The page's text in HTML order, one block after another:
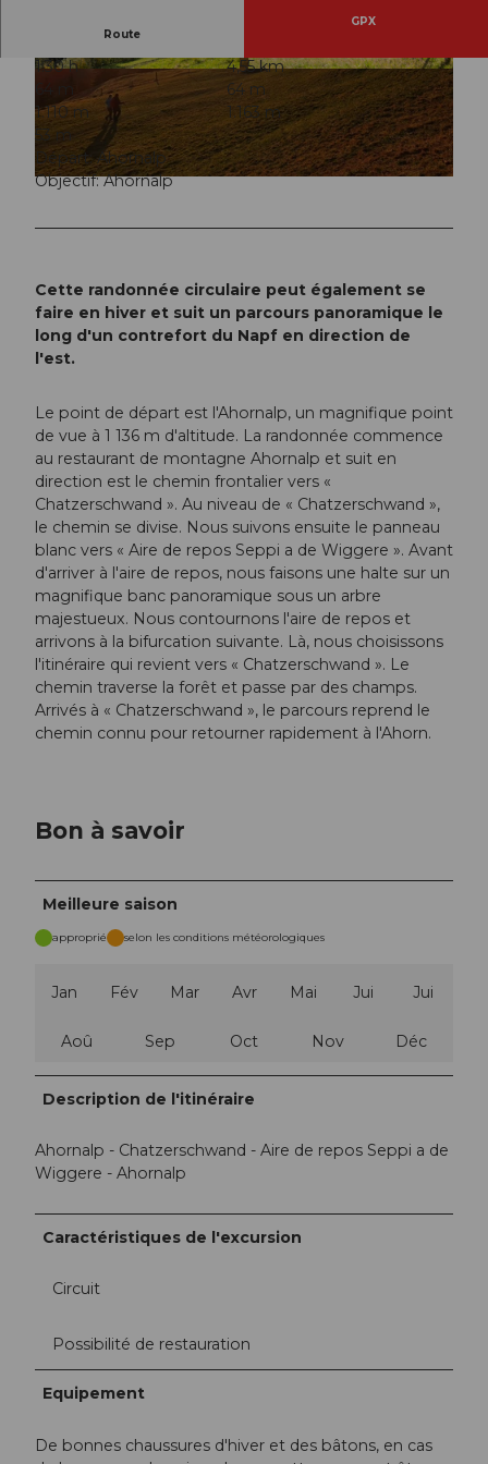
© Willisau Tourismus, Willisau Tourismus |
© Willisau Tourismus | Priska Ziswiler, Priska Zis
wiler. Ettiswil |
CC-BY-NC-ND
© Willisau Tourismus | Priska Ziswiler, Priska Zis
CC-BY-NC-ND
Route
GPX
1:30 h
4,55 km
64 m
1.110 m
1.163 m
53 m
Départ: Ahornalp
Objectif: Ahornalp
Cette randonnée circulaire peut également se
faire en hiver et suit un parcours panoramique le
long d'un contrefort du Napf en direction de
l'est.
Le point de départ est l'Ahornalp, un magnifique point
de vue à 1 136 m d'altitude. La randonnée commence
au restaurant de montagne Ahornalp et suit en
direction est le chemin frontalier vers «
Chatzerschwand ». Au niveau de « Chatzerschwand »,
le chemin se divise. Nous suivons ensuite le panneau
blanc vers « Aire de repos Seppi a de Wiggere ». Avant
d'arriver à l'aire de repos, nous faisons une halte sur un
magnifique banc panoramique sous un arbre
majestueux. Nous contournons l'aire de repos et
arrivons à la bifurcation suivante. Là, nous choisissons
l'itinéraire qui revient vers « Chatzerschwand ». Le
chemin traverse la forêt et passe par des champs.
Arrivés à « Chatzerschwand », le parcours reprend le
chemin connu pour retourner rapidement à l'Ahorn.
Bon à savoir
Meilleure saison
approprié selon les conditions météorologiques
Jan Fév Mar Avr Mai Jui Jui
Aoû Sep Oct Nov Déc
Description de l'itinéraire
Ahornalp - Chatzerschwand - Aire de repos Seppi a de
Wiggere - Ahornalp
Caractéristiques de l'excursion
Circuit
Possibilité de restauration
Equipement
De bonnes chaussures d'hiver et des bâtons, en cas